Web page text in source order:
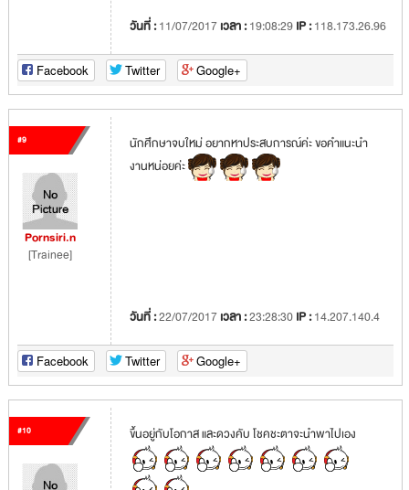
วันที่ :11/07/2017เวลา :19:08:29IP :118.173.26.96
Facebook Twitter Google+
#9
Pornsiri.n
[Trainee]
นักศึกษาจบใหม่ อยากหาประสบการณ์ค่ะ ขอคำแนะนำ
งานหน่อยค่ะ
วันที่ :22/07/2017เวลา :23:28:30IP :14.207.140.4
Facebook Twitter Google+
#10 ขึ้นอยู่กับโอกาส และดวงคับ โชคชะตาจะนำพาไปเอง